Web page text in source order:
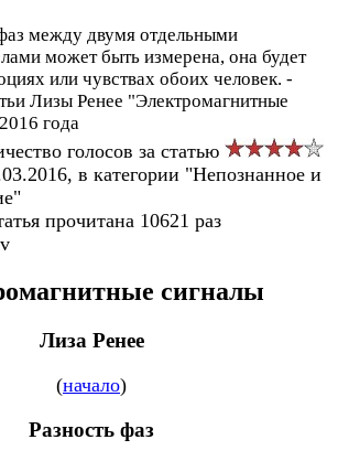
между двумя отдельными
может быть измерена, она будет
или чувствах обоих человек. -
Лизы Ренее "Электромагнитные
года
голосов за статью
в категории "Непознанное и
прочитана 10621 раз
сигналы
Лиза Ренее
(начало)
Разность фаз